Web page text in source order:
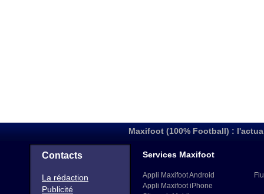
Maxifoot (100% Football) :
Contacts
La rédaction
Publicité
Services Maxifoot
Appli Maxifoot Android
Appli Maxifoot iPhone